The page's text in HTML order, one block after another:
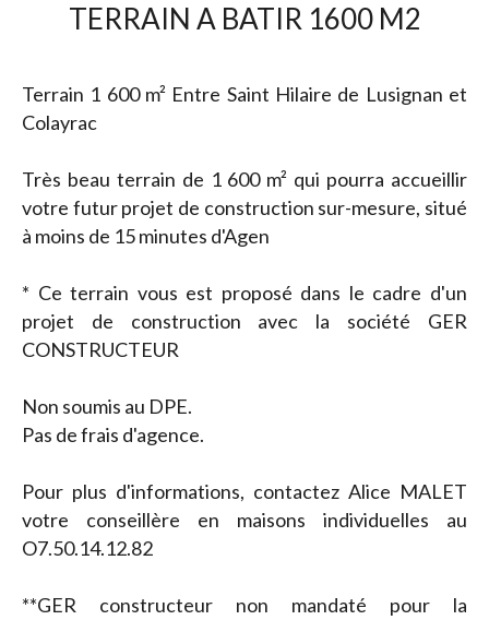
TERRAIN A BATIR 1600 M2
Terrain 1 600 m² Entre Saint Hilaire de Lusignan et
Colayrac
Très beau terrain de 1 600 m² qui pourra accueillir
votre futur projet de construction sur-mesure, situé
à moins de 15 minutes d'Agen
* Ce terrain vous est proposé dans le cadre d'un
projet de construction avec la société GER
CONSTRUCTEUR
Non soumis au DPE.
Pas de frais d'agence.
Pour plus d'informations, contactez Alice MALET
votre conseillère en maisons individuelles au
O7.50.14.12.82
**GER constructeur non mandaté pour la